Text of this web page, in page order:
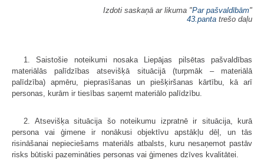
Izdoti saskaņā ar likuma "Par pašvaldībām"
43.panta trešo daļu
1. Saistošie noteikumi nosaka Liepājas pilsētas pašvaldības
materiālās palīdzības atsevišķā situācijā (turpmāk – materiālā
palīdzība) apmēru, pieprasīšanas un piešķiršanas kārtību, kā arī
personas, kurām ir tiesības saņemt materiālo palīdzību.
2. Atsevišķa situācija šo noteikumu izpratnē ir situācija, kurā
persona vai ģimene ir nonākusi objektīvu apstākļu dēļ, un tās
risināšanai nepieciešams materiāls atbalsts, kuru nesaņemot pastāv
risks būtiski pazemināties personas vai ģimenes dzīves kvalitātei.